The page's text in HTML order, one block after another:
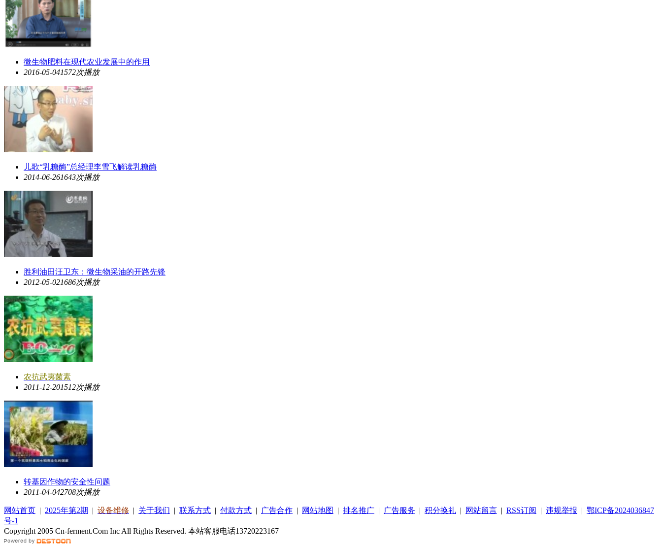
微生物肥料在现代农业发展中的作用
2016-05-041572次播放
儿歌“乳糖酶”总经理李雪飞解读乳糖酶
2014-06-261643次播放
胜利油田汪卫东：微生物采油的开路先锋
2012-05-021686次播放
农抗武夷菌素
2011-12-201512次播放
转基因作物的安全性问题
2011-04-042708次播放
网站首页 | 2025年第2期 | 设备维修 | 关于我们 | 联系方式 | 付款方式 | 广告合作 | 网站地图 | 排名推广 | 广告服务 | 积分换礼 | 网站留言 | RSS订阅 | 违规举报 | 鄂ICP备2024036847
号-1
Copyright 2005 Cn-ferment.Com Inc All Rights Reserved. 本站客服电话13720223167